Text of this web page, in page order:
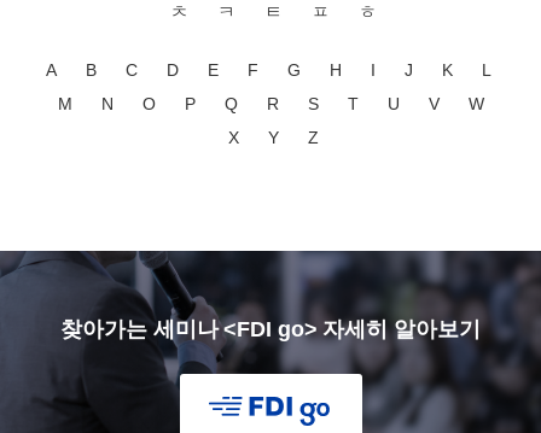
ㅊ
ㅋ ㅌ ㅍ ㅎ
A B C D E F G H I J K
L
M
N O P Q R S T U V
W
X
Y Z
찾아가는 세미나 <FDI go> 자세히 알아보기